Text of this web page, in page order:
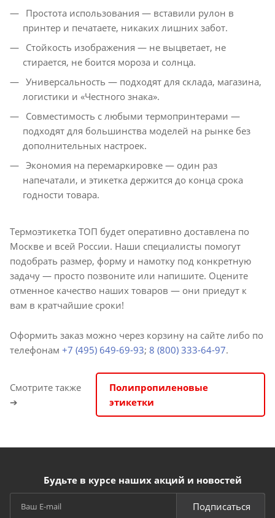
Простота использования — вставили рулон в
принтер и печатаете, никаких лишних забот.
Стойкость изображения — не выцветает, не
стирается, не боится мороза и солнца.
Универсальность — подходят для склада, магазина,
логистики и «Честного знака».
Совместимость с любыми термопринтерами —
подходят для большинства моделей на рынке без
дополнительных настроек.
Экономия на перемаркировке — один раз
напечатали, и этикетка держится до конца срока
годности товара.
Термоэтикетка ТОП будет оперативно доставлена по
Москве и всей России. Наши специалисты помогут
подобрать размер, форму и намотку под конкретную
задачу — просто позвоните или напишите. Оцените
отменное качество наших товаров — они приедут к
вам в кратчайшие сроки!
Оформить заказ можно через корзину на сайте либо по
телефонам +7 (495) 649-69-93; 8 (800) 333-64-97.
Смотрите также
➔
Полипропиленовые
этикетки
Будьте в курсе наших акций и новостей
Подписаться